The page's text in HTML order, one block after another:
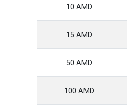
10 AMD
15 AMD
50 AMD
100 AMD